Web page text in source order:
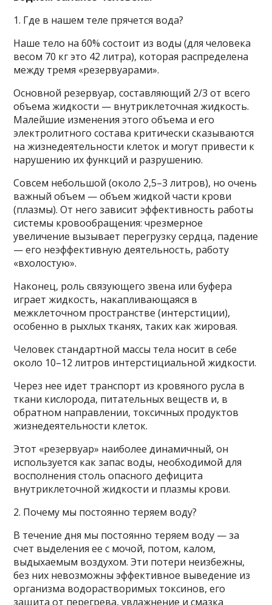
1. Где в нашем теле прячется вода?
Наше тело на 60% состоит из воды (для человека
весом 70 кг это 42 литра), которая распределена
между тремя «резервуарами».
Основной резервуар, составляющий 2/3 от всего
объема жидкости — внутриклеточная жидкость.
Малейшие изменения этого объема и его
электролитного состава критически сказываются
на жизнедеятельности клеток и могут привести к
нарушению их функций и разрушению.
Совсем небольшой (около 2,5–3 литров), но очень
важный объем — объем жидкой части крови
(плазмы). От него зависит эффективность работы
системы кровообращения: чрезмерное
увеличение вызывает перегрузку сердца, падение
— его неэффективную деятельность, работу
«вхолостую».
Наконец, роль связующего звена или буфера
играет жидкость, накапливающаяся в
межклеточном пространстве (интерстиции),
особенно в рыхлых тканях, таких как жировая.
Человек стандартной массы тела носит в себе
около 10–12 литров интерстициальной жидкости.
Через нее идет транспорт из кровяного русла в
ткани кислорода, питательных веществ и, в
обратном направлении, токсичных продуктов
жизнедеятельности клеток.
Этот «резервуар» наиболее динамичный, он
используется как запас воды, необходимой для
восполнения столь опасного дефицита
внутриклеточной жидкости и плазмы крови.
2. Почему мы постоянно теряем воду?
В течение дня мы постоянно теряем воду — за
счет выделения ее с мочой, потом, калом,
выдыхаемым воздухом. Эти потери неизбежны,
без них невозможны эффективное выведение из
организма водорастворимых токсинов, его
защита от перегрева, увлажнение и смазка